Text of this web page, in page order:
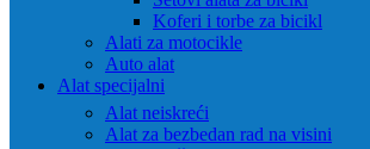
Koferi i torbe za bicikl
Alati za motocikle
Auto alat
Alat specijalni
Alat neiskreći
Alat za bezbedan rad na visini